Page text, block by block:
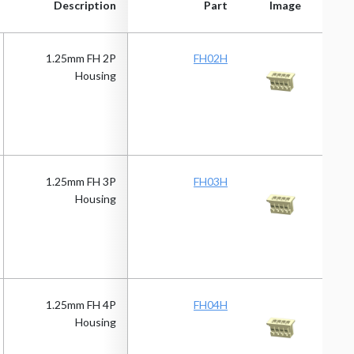
Image
Part
Description Image
Part
Description
FH02H
1.25mm FH 2P
Housing
FH03H
1.25mm FH 3P
Housing
FH04H
1.25mm FH 4P
Housing